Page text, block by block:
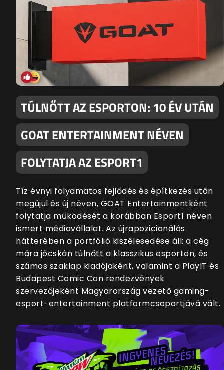
TÚLNŐTT AZ ESPORTON: 10 ÉV UTÁN
GOAT ENTERTAINMENT NÉVEN
FOLYTATJA AZ ESPORT1
Tíz évnyi folyamatos fejlődés és építkezés után
megújul és új néven, GOAT Entertainmentként
folytatja működését a korábban Esport1 néven
ismert médiavállalat. Az újrapozicionálás
hátterében a portfólió kiszélesedése áll: a cég
mára jócskán túlnőtt a klasszikus esporton, és
számos szaklap kiadójaként, valamint a PlayIT és
Budapest Comic Con rendezvények
szervezőjeként Magyarország vezető gaming-
esport-entertainment platformcsoportjává vált.